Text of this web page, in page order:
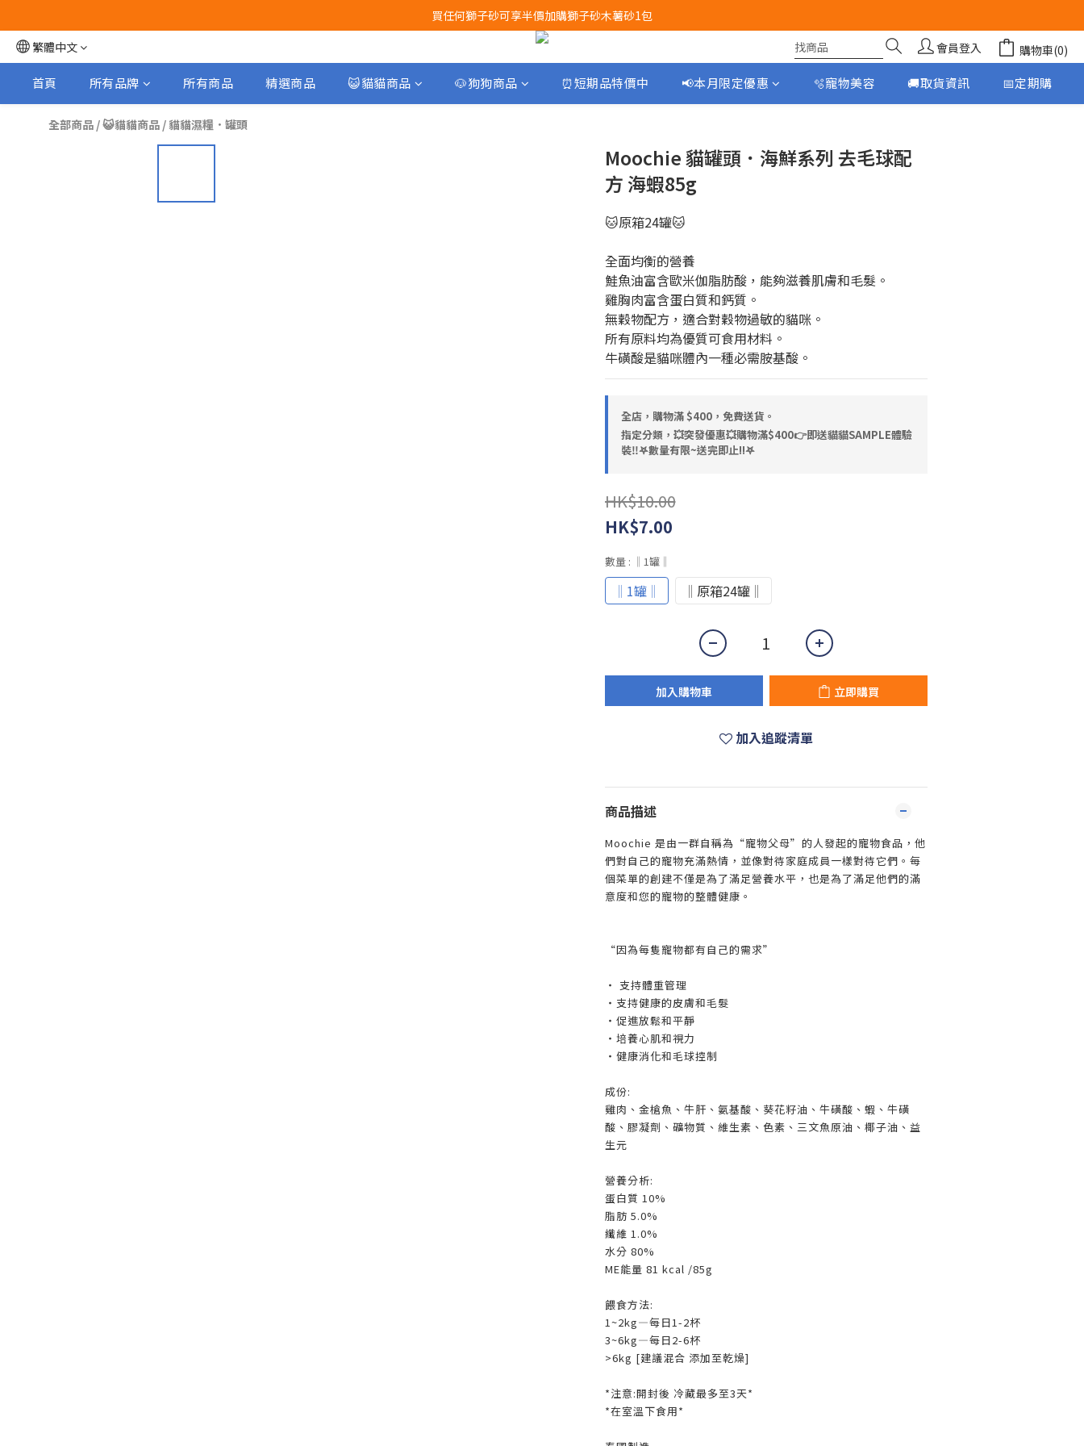
Airbuggy 全線現貨8折！立即點擊火速搶購
買任何獅子砂可享半價加購獅子砂木薯砂1包
Airbuggy 全線現貨8折！立即點擊火速搶購
繁體中文 會員登入 購物車(0)
首頁 所有品牌 所有商品 精選商品 😺貓貓商品 🐶狗狗商品 ⏰短期品特價中 📢本月限定優惠 🫧寵物美容 🚚取貨資訊 📅定期購
全部商品 /😺貓貓商品 /貓貓濕糧．罐頭
Moochie 貓罐頭．海鮮系列 去毛球配
方 海蝦85g
🐱原箱24罐🐱
全面均衡的營養
鮭魚油富含歐米伽脂肪酸，能夠滋養肌膚和毛髮。
雞胸肉富含蛋白質和鈣質。
無穀物配方，適合對穀物過敏的貓咪。
所有原料均為優質可食用材料。
牛磺酸是貓咪體內一種必需胺基酸。
全店，購物滿 $400，免費送貨。
指定分類，💥突發優惠💥購物滿$400👉即送貓貓SAMPLE體驗
裝‼️𖤐數量有限~送完即止!!𖤐
HK$10.00
HK$7.00
數量 : ‖1罐‖
‖1罐‖ ‖原箱24罐‖
加入購物車 立即購買
加入追蹤清單
商品描述
Moochie 是由一群自稱為“寵物父母”的人發起的寵物食品，他
們對自己的寵物充滿熱情，並像對待家庭成員一樣對待它們。每
個菜單的創建不僅是為了滿足營養水平，也是為了滿足他們的滿
意度和您的寵物的整體健康。
“因為每隻寵物都有自己的需求”
‧ 支持體重管理
‧支持健康的皮膚和毛髮
‧促進放鬆和平靜
‧培養心肌和視力
‧健康消化和毛球控制
成份:
雞肉、金槍魚、牛肝、氨基酸、葵花籽油、牛磺酸、蝦、牛磺
酸、膠凝劑、礦物質、維生素、色素、三文魚原油、椰子油、益
生元
營養分析:
蛋白質 10%
脂肪 5.0%
纖維 1.0%
水分 80%
ME能量 81 kcal /85g
餵食方法:
1~2kg—每日1-2杯
3~6kg—每日2-6杯
>6kg [建議混合 添加至乾燥]
*注意:開封後 冷藏最多至3天*
*在室溫下食用*